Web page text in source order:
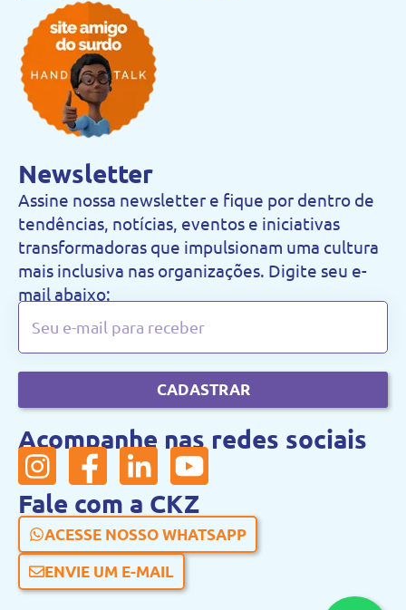
Newsletter
Assine nossa newsletter e fique por dentro de
tendências, notícias, eventos e iniciativas
transformadoras que impulsionam uma cultura
mais inclusiva nas organizações. Digite seu e-
mail abaixo:
CADASTRAR
Acompanhe nas redes sociais
Fale com a CKZ
ACESSE NOSSO WHATSAPP
ENVIE UM E-MAIL